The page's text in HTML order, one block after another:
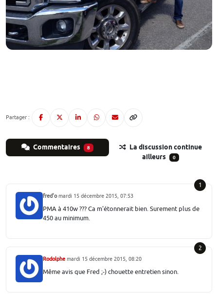
Partager :
Commentaires 8
La discussion continue
ailleurs
0
1
fred'omardi 15 décembre 2015, 07:53
PMA à 410w ??? Ca m'étonnerait bien. Surement plus de
450 au minimum.
2
Rodolphe mardi 15 décembre 2015, 08:20
Même avis que Fred ;-) chouette entretien sinon.